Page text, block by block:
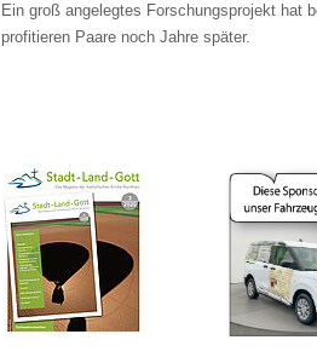
Ein groß angelegtes Forschungsprojekt hat
profitieren Paare noch Jahre später.